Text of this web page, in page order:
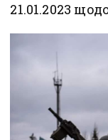
21.01.2023